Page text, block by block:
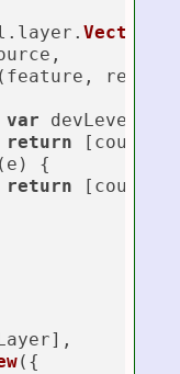
layer . Vector
( feature,
var devLevel =
return
(e) {
return
({